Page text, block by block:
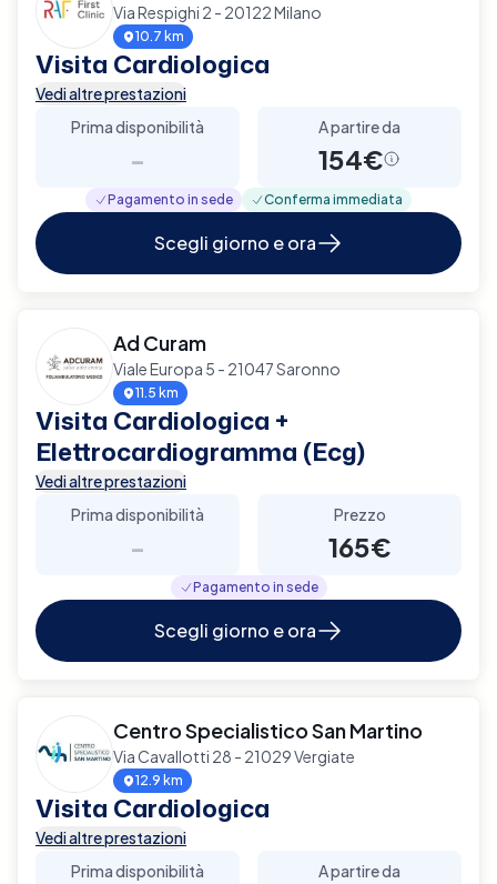
Via Respighi 2 - 20122 Milano
10.7 km
Visita Cardiologica
Vedi altre prestazioni
Prima disponibilità
-
A partire da
154€
Pagamento in sede Conferma immediata
Scegli giorno e ora
Ad Curam
Viale Europa 5 - 21047 Saronno
11.5 km
Visita Cardiologica +
Elettrocardiogramma (Ecg)
Vedi altre prestazioni
Prima disponibilità
-
Prezzo
165€
Pagamento in sede
Scegli giorno e ora
Centro Specialistico San Martino
Via Cavallotti 28 - 21029 Vergiate
12.9 km
Visita Cardiologica
Vedi altre prestazioni
Prima disponibilità
A partire da